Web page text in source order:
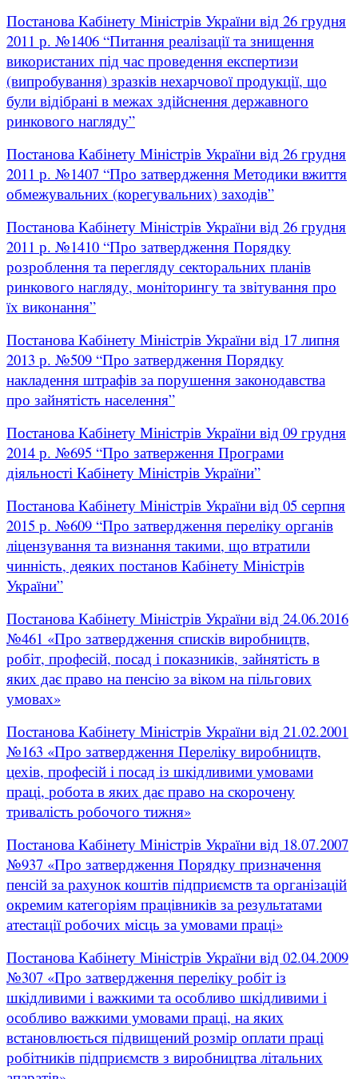
Постанова Кабінету Міністрів України від 26 грудня
2011 р. №1406 “Питання реалізації та знищення
використаних під час проведення експертизи
(випробування) зразків нехарчової продукції, що
були відібрані в межах здійснення державного
ринкового нагляду”
Постанова Кабінету Міністрів України від 26 грудня
2011 р. №1407 “Про затвердження Методики вжиття
обмежувальних (корегувальних) заходів”
Постанова Кабінету Міністрів України від 26 грудня
2011 р. №1410 “Про затвердження Порядку
розроблення та перегляду секторальних планів
ринкового нагляду, моніторингу та звітування про
їх виконання”
Постанова Кабінету Міністрів України від 17 липня
2013 р. №509 “Про затвердження Порядку
накладення штрафів за порушення законодавства
про зайнятість населення”
Постанова Кабінету Міністрів України від 09 грудня
2014 р. №695 “Про затверження Програми
діяльності Кабінету Міністрів України”
Постанова Кабінету Міністрів України від 05 серпня
2015 р. №609 “Про затвердження переліку органів
ліцензування та визнання такими, що втратили
чинність, деяких постанов Кабінету Міністрів
України”
Постанова Кабінету Міністрів України від 24.06.2016
№461 «Про затвердження списків виробництв,
робіт, професій, посад і показників, зайнятість в
яких дає право на пенсію за віком на пільгових
умовах»
Постанова Кабінету Міністрів України від 21.02.2001
№163 «Про затвердження Переліку виробництв,
цехів, професій і посад із шкідливими умовами
праці, робота в яких дає право на скорочену
тривалість робочого тижня»
Постанова Кабінету Міністрів України від 18.07.2007
№937 «Про затвердження Порядку призначення
пенсій за рахунок коштів підприємств та організацій
окремим категоріям працівників за результатами
атестації робочих місць за умовами праці»
Постанова Кабінету Міністрів України від 02.04.2009
№307 «Про затвердження переліку робіт із
шкідливими і важкими та особливо шкідливими і
особливо важкими умовами праці, на яких
встановлюється підвищений розмір оплати праці
робітників підприємств з виробництва літальних